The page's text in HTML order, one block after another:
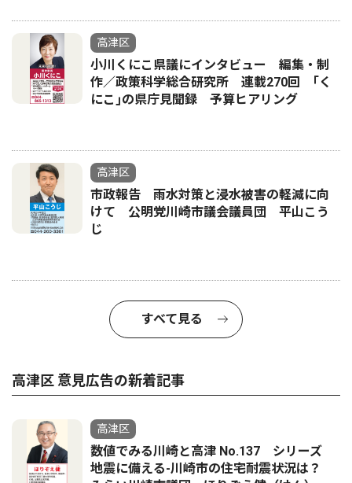
高津区
小川くにこ県議にインタビュー 編集・制
作／政策科学総合研究所 連載270回 ｢く
にこ｣の県庁見聞録 予算ヒアリング
高津区
市政報告 雨水対策と浸水被害の軽減に向
けて 公明党川崎市議会議員団 平山こう
じ
すべて見る
高津区 意見広告の新着記事
高津区
数値でみる川崎と高津 No.137 シリーズ
地震に備える-川崎市の住宅耐震状況は？